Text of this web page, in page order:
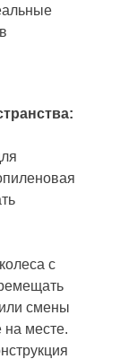
с
смены
на месте.